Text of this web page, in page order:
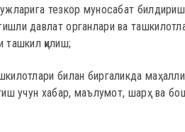
тезкор муносабат
давлат органлари ва
ташкил қилиш;
билан биргаликда
учун хабар, маълумот, шарҳ ва